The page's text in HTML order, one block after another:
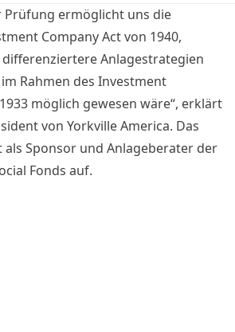
Prüfung ermöglicht uns die
Company Act von 1940,
Anlagestrategien
Rahmen des Investment
möglich gewesen wäre“, erklärt
von Yorkville America. Das
Sponsor und Anlageberater der
Fonds auf.